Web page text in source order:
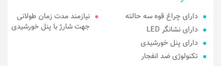
دارای چراغ قوه سه حالته
دارای نشانگر LED
دارای پنل خورشیدی
تکنولوژی ضد انفجار
نیازمند مدت زمان طولانی
جهت شارژ با پنل خورشیدی